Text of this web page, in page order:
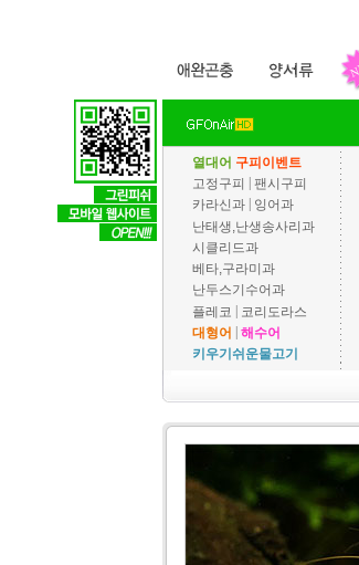
열대어 구피이벤트
고정구피
팬시구피
카라신과
잉어과
난태생,난생송사리과
시클리드과
베타,구라미과
난두스기수어과
플레코 | 코리도라스
대형어 | 해수어
키우기쉬운물고기